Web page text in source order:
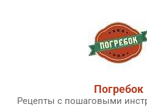
Погребок
Рецепты с пошаговыми